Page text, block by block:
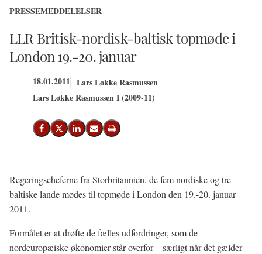
PRESSEMEDDELELSER
LLR Britisk-nordisk-baltisk topmøde i
London 19.-20. januar
18.01.2011 Lars Løkke Rasmussen
Lars Løkke Rasmussen I (2009-11)
Del på Facebook
Del på X (Twitter)
Del på LinkedIn
Send email
Print
Regeringscheferne fra Storbritannien, de fem nordiske og tre
baltiske lande mødes til topmøde i London den 19.-20. januar
2011.
Formålet er at drøfte de fælles udfordringer, som de
nordeuropæiske økonomier står overfor – særligt når det gælder